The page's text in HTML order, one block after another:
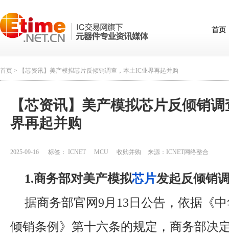
首页
首页 > 【芯资讯】美产模拟芯片反倾销调查，本土IC业界再起并购
【芯资讯】美产模拟芯片反倾销
界再起并购
2025-09-16 标签： ICNET MCU 收购并购 来源： ICNET网络整合
1.商务部对美产模拟芯片发起反倾销
据商务部官网9月13日公告，依据《
倾销条例》第十六条的规定，商务部决